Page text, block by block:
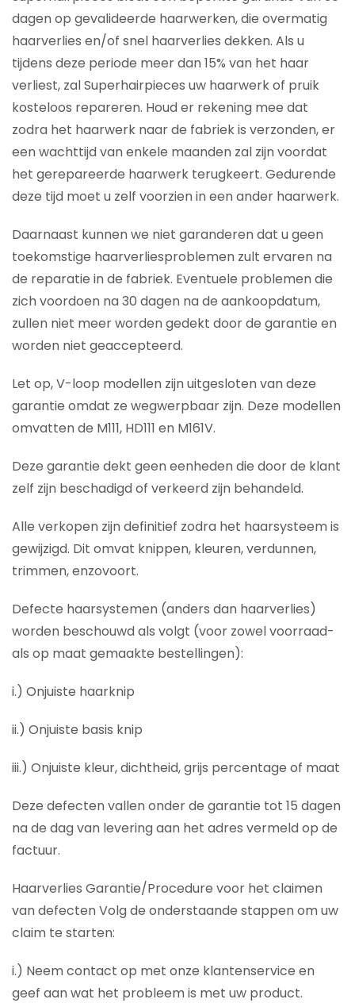
dagen op gevalideerde haarwerken, die overmatig
haarverlies en/of snel haarverlies dekken. Als u
tijdens deze periode meer dan 15% van het haar
verliest, zal Superhairpieces uw haarwerk of pruik
kosteloos repareren. Houd er rekening mee dat
zodra het haarwerk naar de fabriek is verzonden, er
een wachttijd van enkele maanden zal zijn voordat
het gerepareerde haarwerk terugkeert. Gedurende
deze tijd moet u zelf voorzien in een ander haarwerk.
Daarnaast kunnen we niet garanderen dat u geen
toekomstige haarverliesproblemen zult ervaren na
de reparatie in de fabriek. Eventuele problemen die
zich voordoen na 30 dagen na de aankoopdatum,
zullen niet meer worden gedekt door de garantie en
worden niet geaccepteerd.
Let op, V-loop modellen zijn uitgesloten van deze
garantie omdat ze wegwerpbaar zijn. Deze modellen
omvatten de M111, HD111 en M161V.
Deze garantie dekt geen eenheden die door de klant
zelf zijn beschadigd of verkeerd zijn behandeld.
Alle verkopen zijn definitief zodra het haarsysteem is
gewijzigd. Dit omvat knippen, kleuren, verdunnen,
trimmen, enzovoort.
Defecte haarsystemen (anders dan haarverlies)
worden beschouwd als volgt (voor zowel voorraad-
als op maat gemaakte bestellingen):
i.) Onjuiste haarknip
ii.) Onjuiste basis knip
iii.) Onjuiste kleur, dichtheid, grijs percentage of maat
Deze defecten vallen onder de garantie tot 15 dagen
na de dag van levering aan het adres vermeld op de
factuur.
Haarverlies Garantie/Procedure voor het claimen
van defecten Volg de onderstaande stappen om uw
claim te starten:
i.) Neem contact op met onze klantenservice en
geef aan wat het probleem is met uw product.